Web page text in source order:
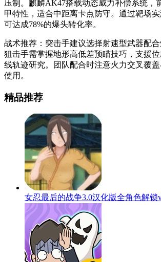
压制。麒麟AK47搭载动态威力补偿系统，
甲特性，适合中距离卡点防守。通过靶场
可达成78%的爆头转化率。
战术推荐：突击手建议选择射速型武器配合
狙击手需掌握地形高低差预瞄技巧，支援
线轨迹研究。团队配合时注意火力交叉覆
使用。
精品推荐
女忍最后的战争3.0汉化版全角色解锁